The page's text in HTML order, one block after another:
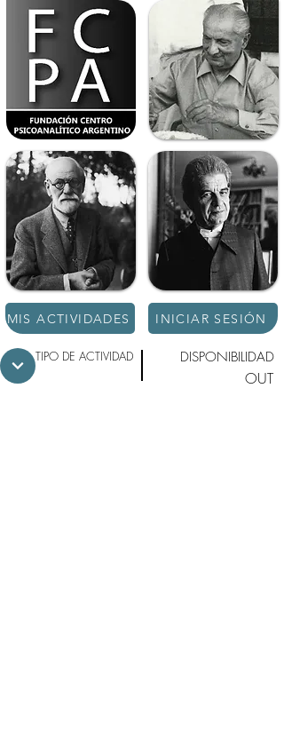
MIS ACTIVIDADES INICIAR SESIÓN
TIPO DE ACTIVIDAD DISPONIBILIDAD
OUT